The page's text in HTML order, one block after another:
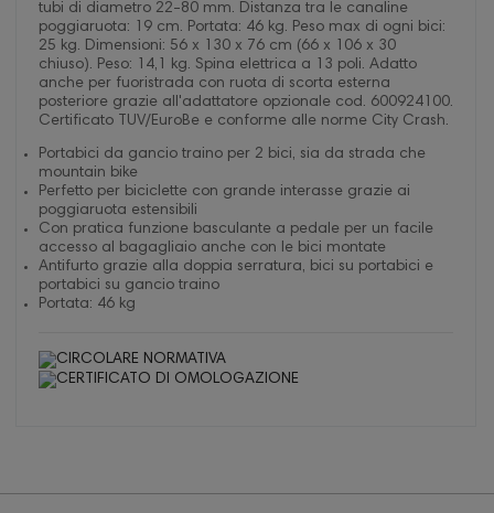
tubi di diametro 22-80 mm. Distanza tra le canaline
poggiaruota: 19 cm. Portata: 46 kg. Peso max di ogni bici:
25 kg. Dimensioni: 56 x 130 x 76 cm (66 x 106 x 30
chiuso). Peso: 14,1 kg. Spina elettrica a 13 poli. Adatto
anche per fuoristrada con ruota di scorta esterna
posteriore grazie all'adattatore opzionale cod. 600924100.
Certificato TUV/EuroBe e conforme alle norme City Crash.
Portabici da gancio traino per 2 bici, sia da strada che
mountain bike
Perfetto per biciclette con grande interasse grazie ai
poggiaruota estensibili
Con pratica funzione basculante a pedale per un facile
accesso al bagagliaio anche con le bici montate
Antifurto grazie alla doppia serratura, bici su portabici e
portabici su gancio traino
Portata: 46 kg